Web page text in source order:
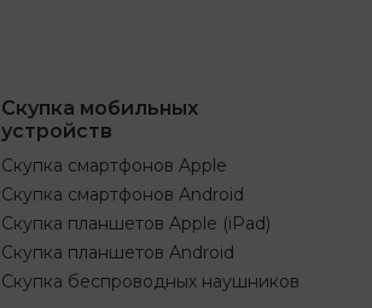
Скупка мобильных
устройств
Скупка смартфонов Apple
Скупка смартфонов Android
Скупка планшетов Apple (iPad)
Скупка планшетов Android
Скупка беспроводных наушников